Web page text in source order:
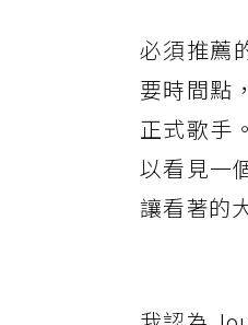
必須推薦
要時間點
正式歌手
以看見一
讓看著的